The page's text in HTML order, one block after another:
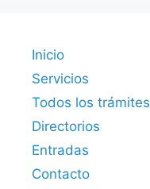
Inicio
Servicios
Todos los trámites
Directorios
Entradas
Contacto